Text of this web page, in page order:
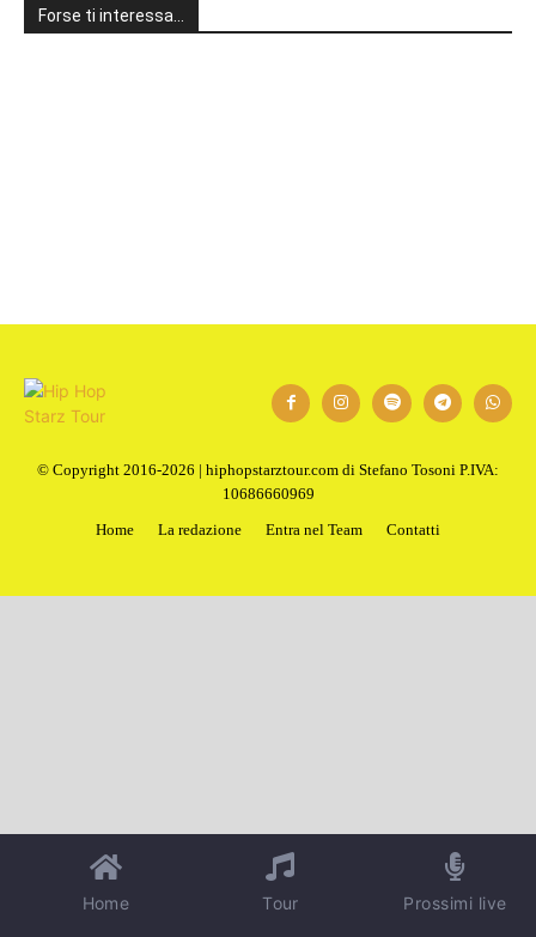
Forse ti interessa…
1
© Copyright 2016-2026 | hiphopstarztour.com di Stefano Tosoni P.IVA:
10686660969
Home
La redazione Entra nel Team Contatti
Home Tour Prossimi live